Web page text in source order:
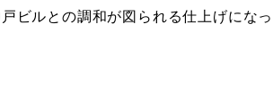
ビルとの調和が図られる仕上げになっ